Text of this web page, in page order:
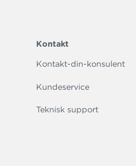
Kontakt
Kontakt-din-konsulent
Kundeservice
Teknisk support